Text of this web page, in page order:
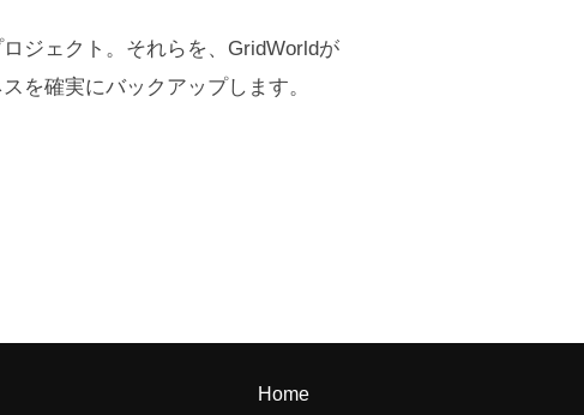
ジェクト。それらを、GridWorldが
を確実にバックアップします。
Home